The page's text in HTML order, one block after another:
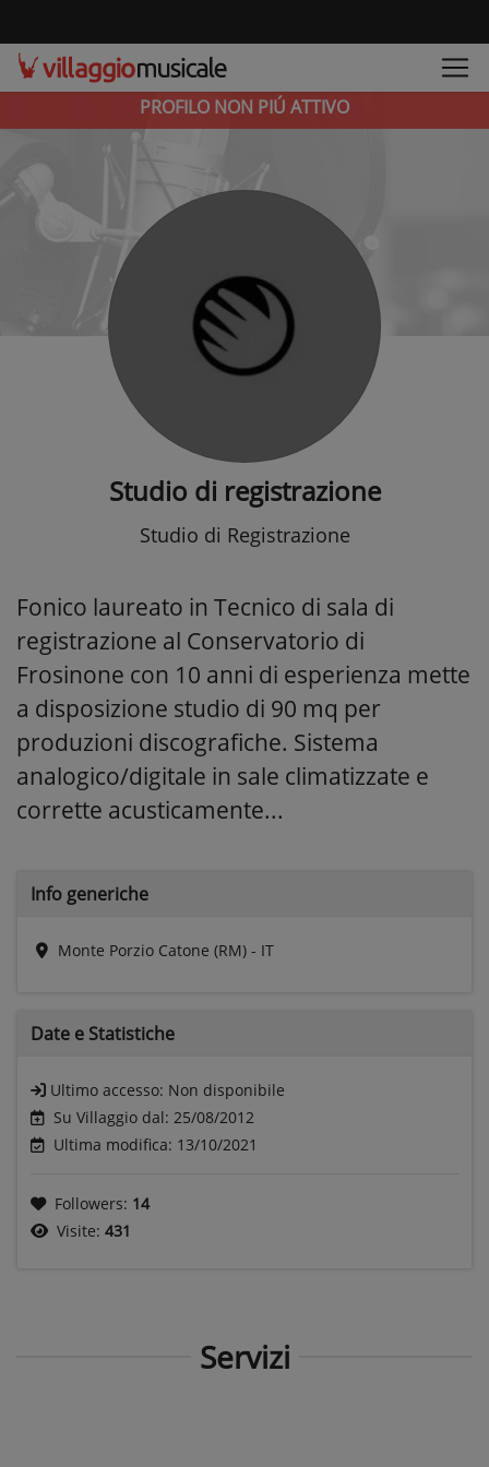
PROFILO NON PIÚ ATTIVO
Studio di registrazione
Studio di Registrazione
Fonico laureato in Tecnico di sala di
registrazione al Conservatorio di
Frosinone con 10 anni di esperienza mette
a disposizione studio di 90 mq per
produzioni discografiche. Sistema
analogico/digitale in sale climatizzate e
corrette acusticamente...
Info generiche
Monte Porzio Catone (RM) - IT
Date e Statistiche
Ultimo accesso: Non disponibile
Su Villaggio dal: 25/08/2012
Ultima modifica: 13/10/2021
Followers: 14
Visite: 431
Servizi